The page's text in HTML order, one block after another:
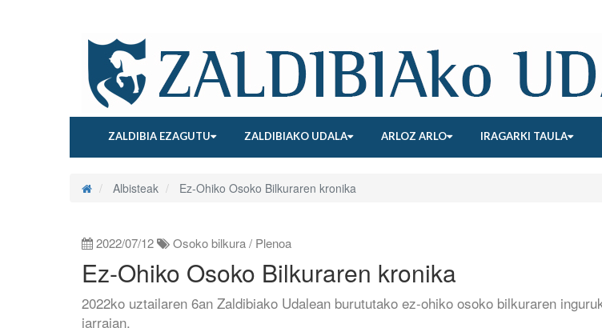
ZALDIBIA EZAGUTU ZALDIBIAKO UDALA ARLOZ ARLO IRAGARKI TAULA
Albisteak Ez-Ohiko Osoko Bilkuraren kronika
2022/07/12 Osoko bilkura / Plenoa
Ez-Ohiko Osoko Bilkuraren kronika
2022ko uztailaren 6an Zaldibiako Udalean burututako ez-ohiko osoko bilkuraren
jarraian.